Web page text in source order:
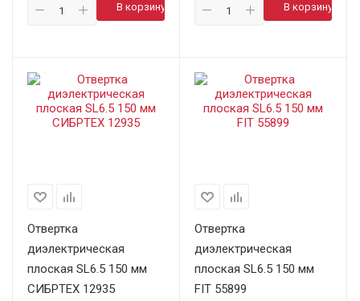
В корзину В корзину
Отвертка
диэлектрическая
плоская SL6.5 150 мм
СИБРТЕХ 12935
Отвертка
диэлектрическая
плоская SL6.5 150 мм
FIT 55899